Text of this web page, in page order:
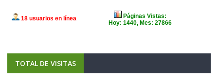
TOTAL DE VISITAS